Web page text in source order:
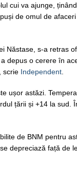
cui va ajunge,
de omul de
Năstase, s-a retras
depus o cerere în
scrie Independent
ușor astăzi.
țării și +14 la sud.
de BNM pentru
depreciază față de